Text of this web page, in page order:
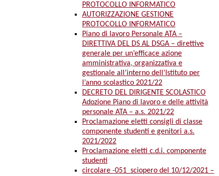
PROTOCOLLO INFORMATICO
AUTORIZZAZIONE GESTIONE
PROTOCOLLO INFORMATICO
Piano di lavoro Personale ATA –
DIRETTIVA DEL DS AL DSGA – direttive
generale per un’efficace azione
amministrativa, organizzativa e
gestionale all’interno dell’Istituto per
l’anno scolastico 2021/22
DECRETO DEL DIRIGENTE SCOLASTICO
Adozione Piano di lavoro e delle attività
personale ATA – a.s. 2021/22
Proclamazione eletti consigli di classe
componente studenti e genitori a.s.
2021/2022
Proclamazione eletti c.d.i. componente
studenti
circolare -051_sciopero del 10/12/2021 –